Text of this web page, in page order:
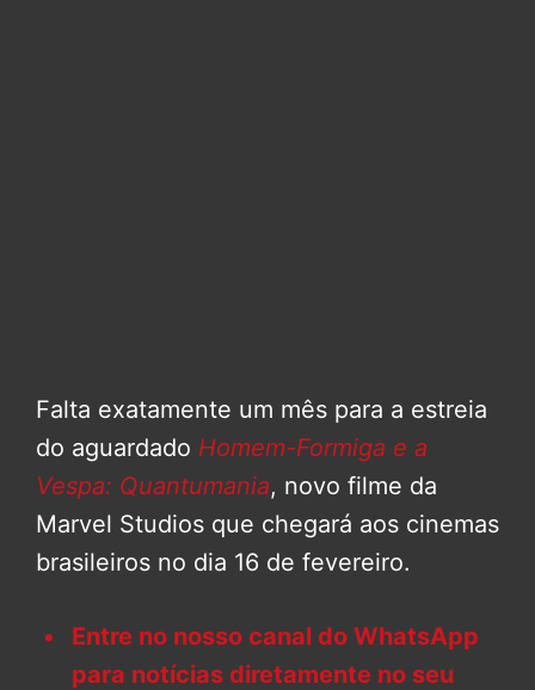
Falta exatamente um mês para a estreia
do aguardado Homem-Formiga e a
Vespa: Quantumania, novo filme da
Marvel Studios que chegará aos cinemas
brasileiros no dia 16 de fevereiro.
Entre no nosso canal do WhatsApp
para notícias diretamente no seu